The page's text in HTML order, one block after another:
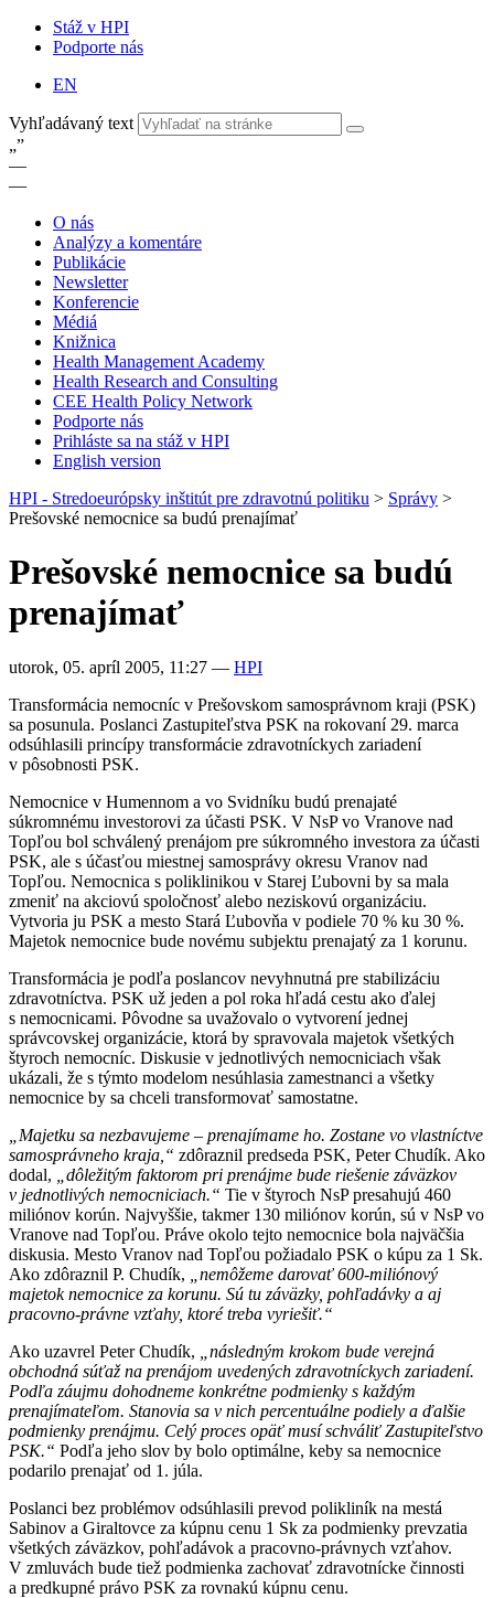
Stáž v HPI
Podporte nás
EN
Vyhľadávaný text
„”
—
—
O nás
Analýzy a komentáre
Publikácie
Newsletter
Konferencie
Médiá
Knižnica
Health Management Academy
Health Research and Consulting
CEE Health Policy Network
Podporte nás
Prihláste sa na stáž v HPI
English version
HPI - Stredoeurópsky inštitút pre zdravotnú politiku > Správy >
Prešovské nemocnice sa budú prenajímať
Prešovské nemocnice sa budú
prenajímať
utorok, 05. apríl 2005, 11:27 — HPI
Transformácia nemocníc v Prešovskom samosprávnom kraji (PSK)
sa posunula. Poslanci Zastupiteľstva PSK na rokovaní 29. marca
odsúhlasili princípy transformácie zdravotníckych zariadení
v pôsobnosti PSK.
Nemocnice v Humennom a vo Svidníku budú prenajaté
súkromnému investorovi za účasti PSK. V NsP vo Vranove nad
Topľou bol schválený prenájom pre súkromného investora za účasti
PSK, ale s účasťou miestnej samosprávy okresu Vranov nad
Topľou. Nemocnica s poliklinikou v Starej Ľubovni by sa mala
zmeniť na akciovú spoločnosť alebo neziskovú organizáciu.
Vytvoria ju PSK a mesto Stará Ľubovňa v podiele 70 % ku 30 %.
Majetok nemocnice bude novému subjektu prenajatý za 1 korunu.
Transformácia je podľa poslancov nevyhnutná pre stabilizáciu
zdravotníctva. PSK už jeden a pol roka hľadá cestu ako ďalej
s nemocnicami. Pôvodne sa uvažovalo o vytvorení jednej
správcovskej organizácie, ktorá by spravovala majetok všetkých
štyroch nemocníc. Diskusie v jednotlivých nemocniciach však
ukázali, že s týmto modelom nesúhlasia zamestnanci a všetky
nemocnice by sa chceli transformovať samostatne.
„Majetku sa nezbavujeme – prenajímame ho. Zostane vo vlastníctve
samosprávneho kraja,“ zdôraznil predseda PSK, Peter Chudík. Ako
dodal,
„dôležitým faktorom pri prenájme bude riešenie záväzkov
v jednotlivých nemocniciach.“ Tie v štyroch NsP presahujú 460
miliónov korún. Najvyššie, takmer 130 miliónov korún, sú v NsP vo
Vranove nad Topľou. Práve okolo tejto nemocnice bola najväčšia
diskusia. Mesto Vranov nad Topľou požiadalo PSK o kúpu za 1 Sk.
Ako zdôraznil P. Chudík, „nemôžeme darovať 600-miliónový
majetok nemocnice za korunu. Sú tu záväzky, pohľadávky a aj
pracovno-právne vzťahy, ktoré treba vyriešiť.“
Ako uzavrel Peter Chudík,
„následným krokom bude verejná
obchodná súťaž na prenájom uvedených zdravotníckych zariadení.
Podľa záujmu dohodneme konkrétne podmienky s každým
prenajímateľom. Stanovia sa v nich percentuálne podiely a ďalšie
podmienky prenájmu. Celý proces opäť musí schváliť Zastupiteľstvo
PSK.“ Podľa jeho slov by bolo optimálne, keby sa nemocnice
podarilo prenajať od 1. júla.
Poslanci bez problémov odsúhlasili prevod polikliník na mestá
Sabinov a Giraltovce za kúpnu cenu 1 Sk za podmienky prevzatia
všetkých záväzkov, pohľadávok a pracovno-právnych vzťahov.
V zmluvách bude tiež podmienka zachovať zdravotnícke činnosti
a predkupné právo PSK za rovnakú kúpnu cenu.